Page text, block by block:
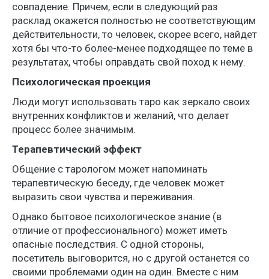
совпадение. Причем, если в следующий раз
расклад окажется полностью не соответствующим
действительности, то человек, скорее всего, найдет
хотя бы что-то более-менее подходящее по теме в
результатах, чтобы оправдать свой поход к нему.
Психологическая проекция
Люди могут использовать таро как зеркало своих
внутренних конфликтов и желаний, что делает
процесс более значимым.
Терапевтический эффект
Общение с тарологом может напоминать
терапевтическую беседу, где человек может
выразить свои чувства и переживания.
Однако бытовое психологическое знание (в
отличие от профессионального) может иметь
опасные последствия. С одной стороны,
посетитель выговорится, но с другой останется со
своими проблемами один на один. Вместе с ним